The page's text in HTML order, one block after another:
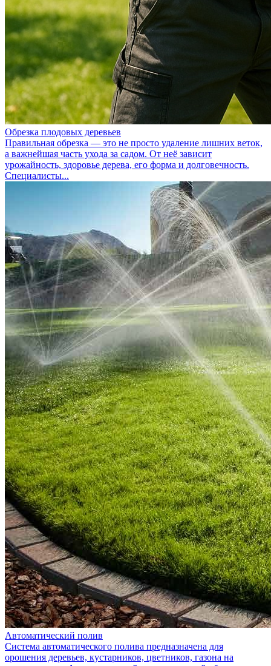
Обрезка плодовых деревьев
Правильная обрезка — это не просто удаление лишних веток,
а важнейшая часть ухода за садом. От неё зависит
урожайность, здоровье дерева, его форма и долговечность.
Специалисты...
Автоматический полив
Система автоматического полива предназначена для
орошения деревьев, кустарников, цветников, газона на